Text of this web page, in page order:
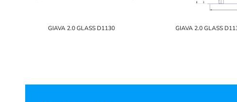
GIAVA 2.0 GLASS D1130 GIAVA 2.0 GLASS